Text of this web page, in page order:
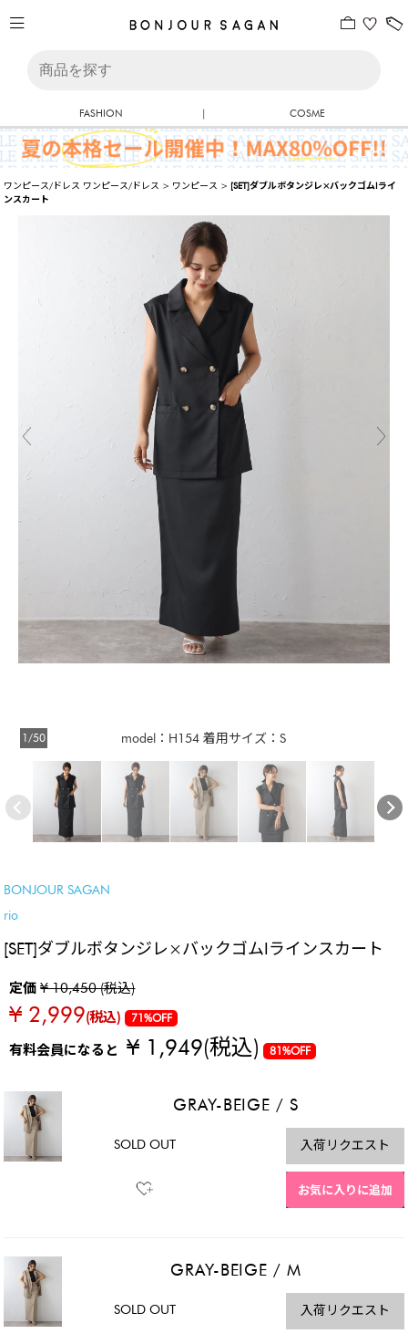
FASHION | COSME
ワンピース/ドレス ワンピース/ドレス > ワンピース > [SET]ダブルボタンジレ×バックゴムIライ
ンスカート
model：H154 着用サイズ：S
1/50
BONJOUR SAGAN
rio
[SET]ダブルボタンジレ×バックゴムIラインスカート
定価¥ 10,450 (税込)
¥ 2,999(税込) 71%OFF
有料会員になると¥ 1,949(税込) 81%OFF
GRAY-BEIGE / S
SOLD OUT 入荷リクエスト
お気に入りに追加
GRAY-BEIGE / M
SOLD OUT 入荷リクエスト